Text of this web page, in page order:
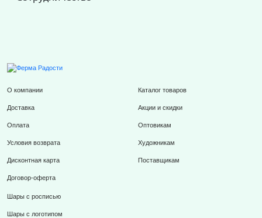
О компании
Доставка
Оплата
Условия возврата
Дисконтная карта
Договор-оферта
Каталог товаров
Акции и скидки
Оптовикам
Художникам
Поставщикам
Шары с росписью
Шары с логотипом